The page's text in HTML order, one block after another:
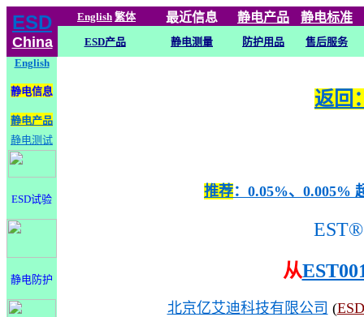
ESD
China
English 繁体 最近信息 静电产品 静电标准
ESD产品 静电测量 防护用品
售后服务
English
静电信息
静电产品
静电测试
ESD试验
静电防护
返回
推荐：0.05%、0.005%
EST®
从
北京亿艾迪科技有限公司 (